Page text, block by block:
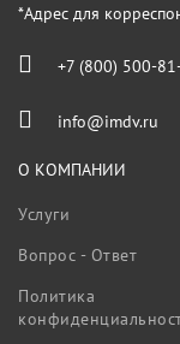
*Адрес для
+7 (800) 500-
info@imdv.ru
О КОМПАНИИ
Услуги
Вопрос - Ответ
Политика